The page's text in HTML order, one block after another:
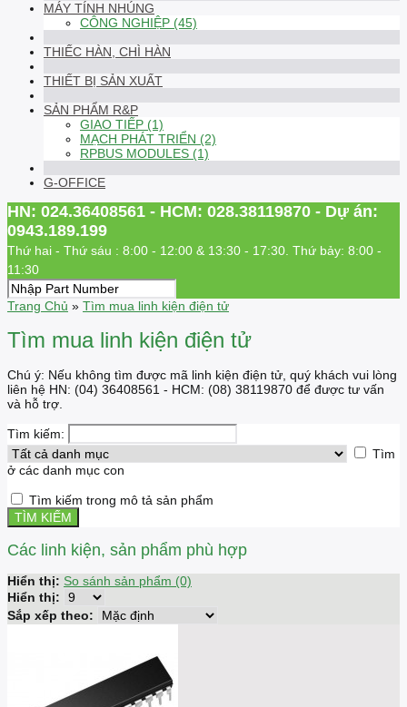
MÁY TÍNH NHÚNG
CÔNG NGHIỆP (45)
THIẾC HÀN, CHÌ HÀN
THIẾT BỊ SẢN XUẤT
SẢN PHẨM R&P
GIAO TIẾP (1)
MẠCH PHÁT TRIỂN (2)
RPBUS MODULES (1)
G-OFFICE
HN: 024.36408561 - HCM: 028.38119870 - Dự án:
0943.189.199
Thứ hai - Thứ sáu : 8:00 - 12:00 & 13:30 - 17:30. Thứ bảy: 8:00 -
11:30
Trang Chủ » Tìm mua linh kiện điện tử
Tìm mua linh kiện điện tử
Chú ý: Nếu không tìm được mã linh kiện điện tử, quý khách vui lòng
liên hệ HN: (04) 36408561 - HCM: (08) 38119870 để được tư vấn
và hỗ trợ.
Tìm kiếm:
Tìm
ở các danh mục con
Tìm kiếm trong mô tả sản phẩm
Các linh kiện, sản phẩm phù hợp
Hiển thị: So sánh sản phẩm (0)
Hiển thị:
Sắp xếp theo: